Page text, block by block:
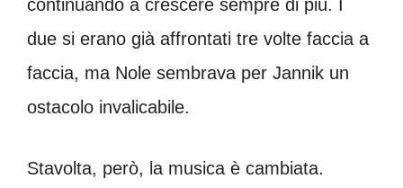
continuando a crescere sempre di più. I
due si erano già affrontati tre volte faccia a
faccia, ma Nole sembrava per Jannik un
ostacolo invalicabile.
Stavolta, però, la musica è cambiata.